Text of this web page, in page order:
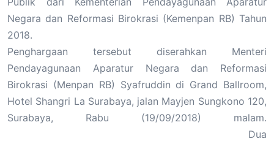
Negara dan Reformasi Birokrasi (Kemenpan RB) Tahun
2018.
Penghargaan tersebut diserahkan Menteri
Pendayagunaan Aparatur Negara dan Reformasi
Birokrasi (Menpan RB) Syafruddin di Grand Ballroom,
Hotel Shangri La Surabaya, jalan Mayjen Sungkono 120,
Surabaya, Rabu (19/09/2018) malam.
Dua